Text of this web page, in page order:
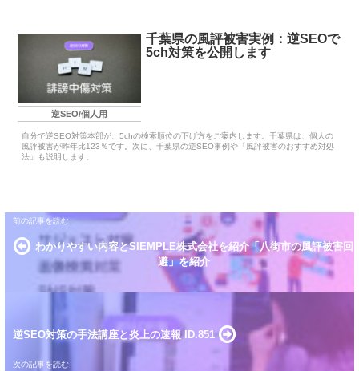
逆SEO/個人用
千葉県の風評被害実例：逆SEOで
5ch対策を公開します
自分で逆SEO対策本部が、5chの検索順位の下げ方をご案内します。千葉県は、個人の
風評被害が昨年比123％です。次に、千葉県の逆SEO事例や「風評被害のおすすめ対処
法」も説明します。
わかりやすい内容とSIEMPLE株式会社を紹介「八街市の風評被害回
避」を紹介
逆SEO対策の手法講座と炎上の速報 ID.851